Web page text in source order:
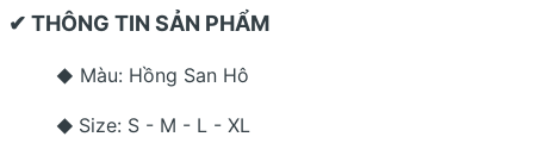
✔ THÔNG TIN SẢN PHẨM
◆ Màu: Hồng San Hô
◆ Size: S - M - L - XL